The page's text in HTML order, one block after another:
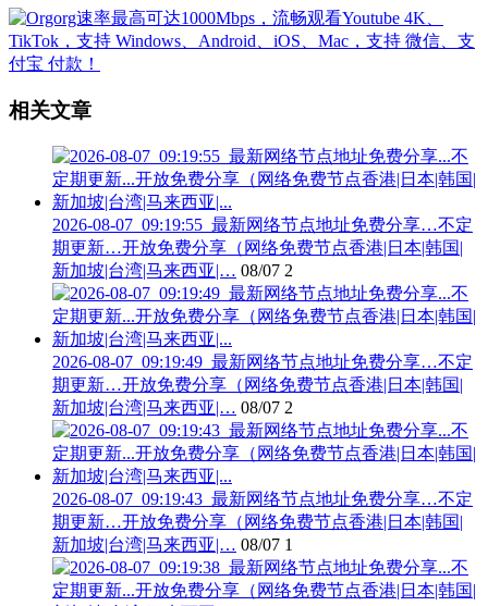
相关文章
2026-08-07_09:19:55_最新网络节点地址免费分享…不定
期更新…开放免费分享（网络免费节点香港|日本|韩国|
新加坡|台湾|马来西亚|… 08/07 2
2026-08-07_09:19:49_最新网络节点地址免费分享…不定
期更新…开放免费分享（网络免费节点香港|日本|韩国|
新加坡|台湾|马来西亚|… 08/07 2
2026-08-07_09:19:43_最新网络节点地址免费分享…不定
期更新…开放免费分享（网络免费节点香港|日本|韩国|
新加坡|台湾|马来西亚|… 08/07 1